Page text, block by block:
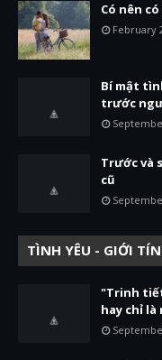
Có nên
February
Bí mật
trước
Trước và
cũ
TÌNH YÊU - GIỚI
"Trinh
hay chỉ là